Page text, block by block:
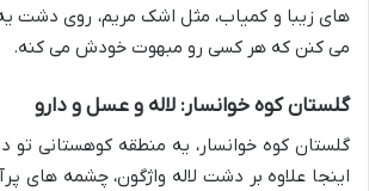
های زیبا و کمیاب، مثل اشک مریم، روی دشت
می کنن که هر کسی رو مبهوت خودش می کنه.
گلستان کوه خوانسار: لاله و عسل و دارو
گلستان کوه خوانسار، یه منطقه کوهستانی تو
اینجا علاوه بر دشت لاله واژگون، چشمه های